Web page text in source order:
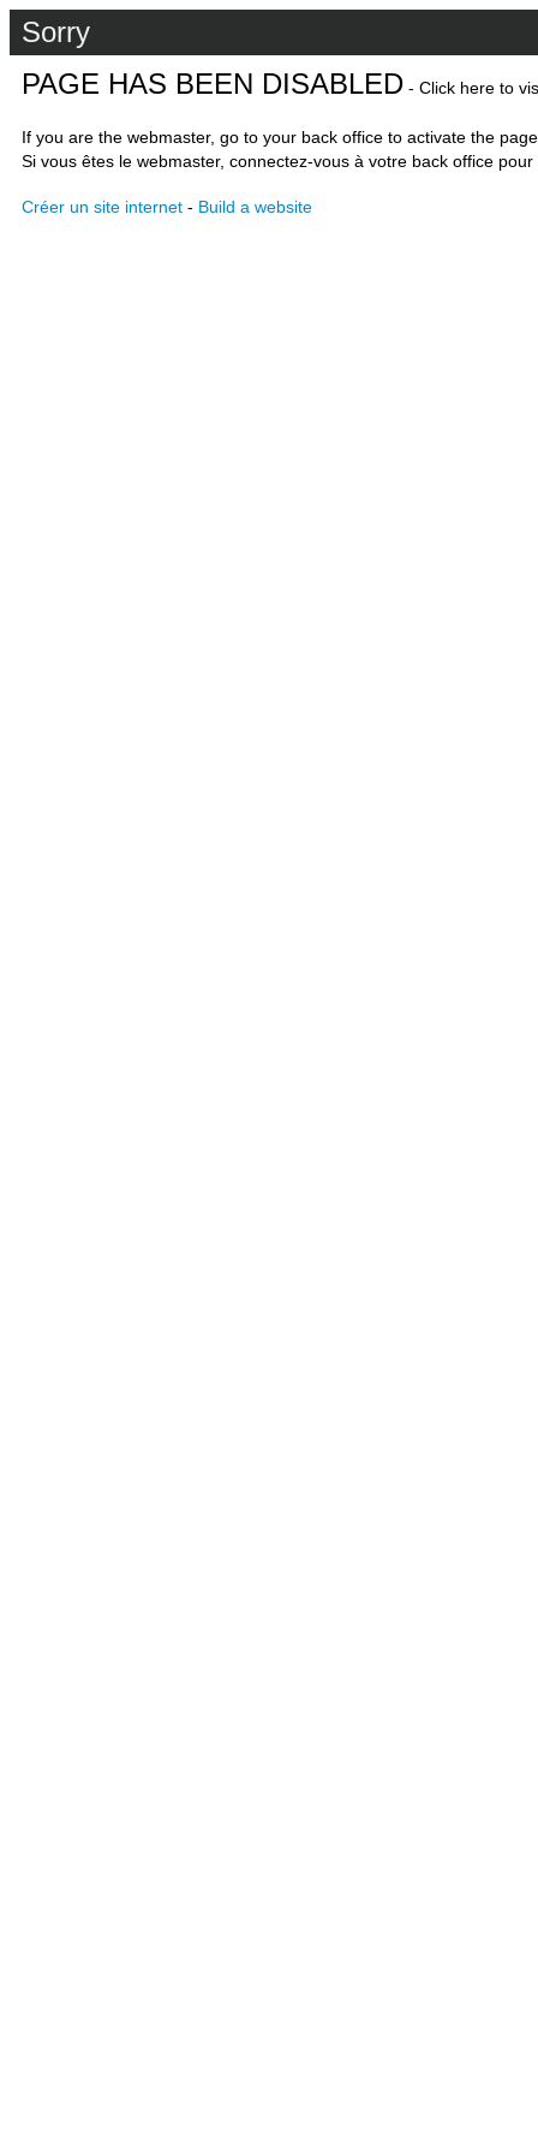
Sorry
PAGE HAS BEEN DISABLED - Click here to
If you are the webmaster, go to your back office to activate the
Si vous êtes le webmaster, connectez-vous à votre back office
Créer un site internet - Build a website